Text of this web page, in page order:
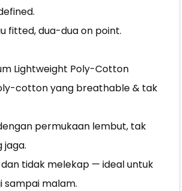
fitted, dua-dua on point.
Lightweight Poly-Cotton
cotton yang breathable & tak
permukaan lembut, tak
jaga.
tidak melekap — ideal untuk
sampai malam.